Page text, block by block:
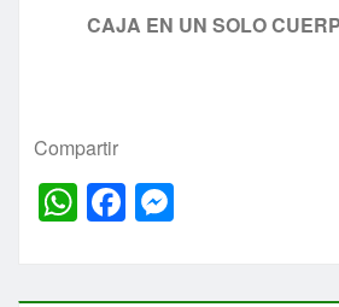
CAJA EN UN SOLO
Compartir
W F